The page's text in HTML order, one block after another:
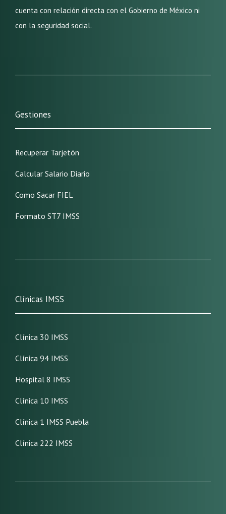
cuenta con relación directa con el Gobierno de México ni
con la seguridad social.
Gestiones
Recuperar Tarjetón
Calcular Salario Diario
Como Sacar FIEL
Formato ST7 IMSS
Clínicas IMSS
Clínica 30 IMSS
Clínica 94 IMSS
Hospital 8 IMSS
Clínica 10 IMSS
Clínica 1 IMSS Puebla
Clínica 222 IMSS